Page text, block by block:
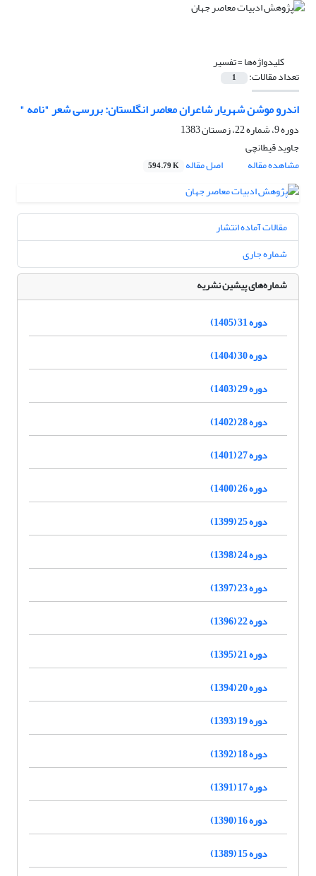
کلیدواژه‌ها =تفسیر
تعداد مقالات: 1
اندرو موشن شهریار شاعران معاصر انگلستان: بررسی شعر "نامه "
دوره 9، شماره 22، زمستان 1383
جاوید قیطانچى
مشاهده مقاله
اصل مقاله 594.79 K
مقالات آماده انتشار
شماره جاری
شماره‌های پیشین نشریه
دوره 31 (1405)
دوره 30 (1404)
دوره 29 (1403)
دوره 28 (1402)
دوره 27 (1401)
دوره 26 (1400)
دوره 25 (1399)
دوره 24 (1398)
دوره 23 (1397)
دوره 22 (1396)
دوره 21 (1395)
دوره 20 (1394)
دوره 19 (1393)
دوره 18 (1392)
دوره 17 (1391)
دوره 16 (1390)
دوره 15 (1389)